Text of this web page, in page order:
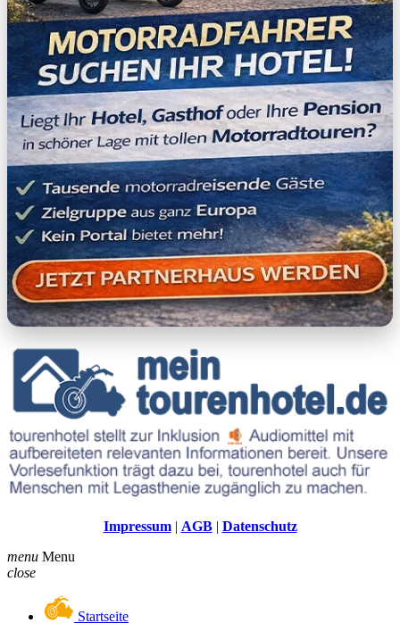
Impressum| AGB| Datenschutz
menu Menu
close
Startseite